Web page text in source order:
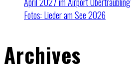
Fotos: Lieder am See 2026
Archives